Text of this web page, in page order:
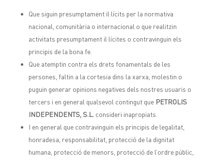
Que siguin presumptament il·lícits per la normativa
nacional, comunitària o internacional o que realitzin
activitats presumptament il·lícites o contravinguin els
principis de la bona fe.
Que atemptin contra els drets fonamentals de les
persones, faltin a la cortesia dins la xarxa, molestin o
puguin generar opinions negatives dels nostres usuaris o
tercers i en general qualsevol contingut que PETROLIS
INDEPENDENTS, S.L.consideri inapropiats.
I en general que contravinguin els principis de legalitat,
honradesa, responsabilitat, protecció de la dignitat
humana, protecció de menors, protecció de l’ordre públic,